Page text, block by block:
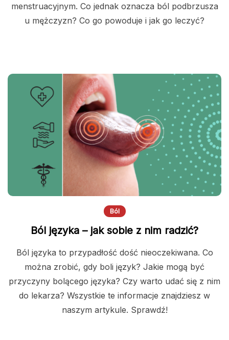
menstruacyjnym. Co jednak oznacza ból podbrzusza
u mężczyzn? Co go powoduje i jak go leczyć?
Ból
Ból języka – jak sobie z nim radzić?
Ból języka to przypadłość dość nieoczekiwana. Co
można zrobić, gdy boli język? Jakie mogą być
przyczyny bolącego języka? Czy warto udać się z nim
do lekarza? Wszystkie te informacje znajdziesz w
naszym artykule. Sprawdź!